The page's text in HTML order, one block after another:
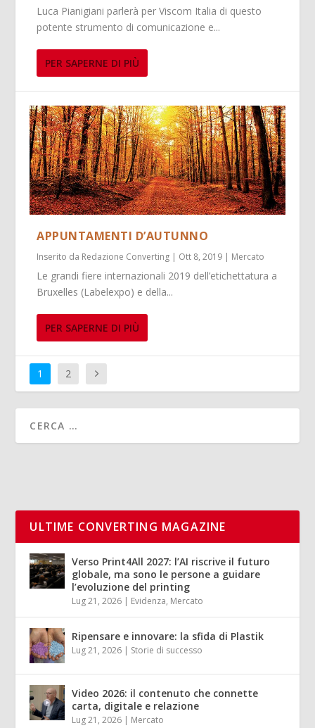
Luca Pianigiani parlerà per Viscom Italia di questo
potente strumento di comunicazione e...
PER SAPERNE DI PIÙ
APPUNTAMENTI D’AUTUNNO
Inserito da Redazione Converting | Ott 8, 2019 | Mercato
Le grandi fiere internazionali 2019 dell’etichettatura a
Bruxelles (Labelexpo) e della...
PER SAPERNE DI PIÙ
1 2
ULTIME CONVERTING MAGAZINE
Verso Print4All 2027: l’AI riscrive il futuro
globale, ma sono le persone a guidare
l’evoluzione del printing
Lug 21, 2026 | Evidenza, Mercato
Ripensare e innovare: la sfida di Plastik
Lug 21, 2026 | Storie di successo
Video 2026: il contenuto che connette
carta, digitale e relazione
Lug 21, 2026 | Mercato